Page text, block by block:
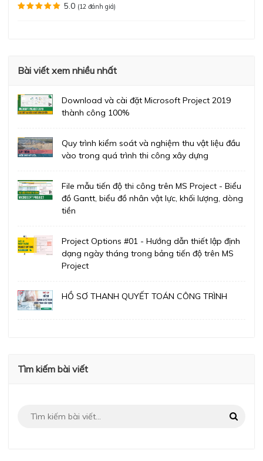
5.0 (12 đánh giá)
Bài viết xem nhiều nhất
Download và cài đặt Microsoft Project 2019
thành công 100%
Quy trình kiểm soát và nghiệm thu vật liệu đầu
vào trong quá trình thi công xây dựng
File mẫu tiến độ thi công trên MS Project - Biểu
đồ Gantt, biểu đồ nhân vật lực, khối lượng, dòng
tiền
Project Options #01 - Hướng dẫn thiết lập định
dạng ngày tháng trong bảng tiến độ trên MS
Project
HỒ SƠ THANH QUYẾT TOÁN CÔNG TRÌNH
Tìm kiếm bài viết